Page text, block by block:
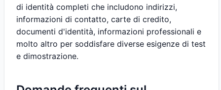
di identità completi che includono indirizzi,
informazioni di contatto, carte di credito,
documenti d'identità, informazioni professionali e
molto altro per soddisfare diverse esigenze di test
e dimostrazione.